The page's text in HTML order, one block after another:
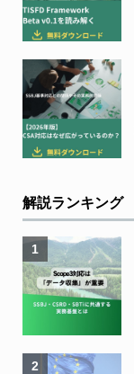
解説ランキング
1
2